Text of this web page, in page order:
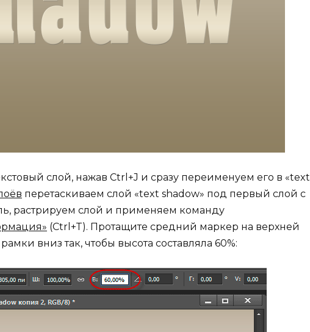
слой, нажав Ctrl+J и сразу переименуем его в «text
перетаскиваем слой «text shadow» под первый слой с
растрируем слой и применяем команду
(Ctrl+T). Протащите средний маркер на верхней
вниз так, чтобы высота составляла 60%: